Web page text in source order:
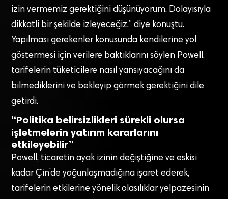
izin vermemiz gerektiğini düşünüyorum. Dolayısıyla
dikkatli bir şekilde izleyeceğiz.” diye konuştu.
Yapılması gerekenler konusunda kendilerine yol
göstermesi için verilere baktıklarını söylen Powell,
tarifelerin tüketicilere nasıl yansıyacağını da
bilmediklerini ve bekleyip görmek gerektiğini dile
getirdi.
“Politika belirsizlikleri sürekli olursa
işletmelerin yatırım kararlarını
etkileyebilir”
Powell, ticaretin ayak izinin değiştiğine ve eskisi
kadar Çin’de yoğunlaşmadığına işaret ederek,
tarifelerin etkilerine yönelik olasılıklar yelpazesinin